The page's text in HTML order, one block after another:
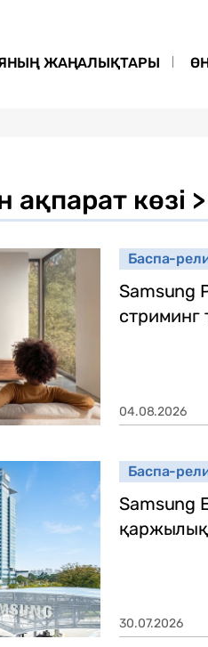
ЖАҢАЛЫҚТАРЫ
көзі >
Баспа-
Samsung
стриминг
04.08.2026
Баспа-
Samsung
30.07.2026